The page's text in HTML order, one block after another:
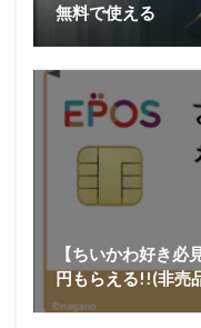
無料で使える
【ちいかわ好き
円もらえる!!(非売